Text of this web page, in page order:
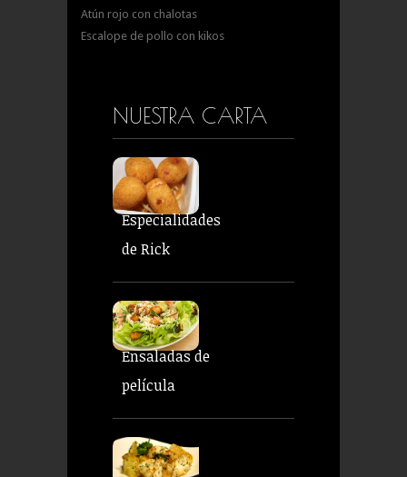
Atún rojo con chalotas
Escalope de pollo con kikos
NUESTRA CARTA
Especialidades
de Rick
Ensaladas de
película